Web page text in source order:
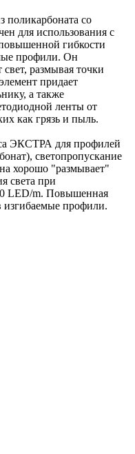
поликарбоната со
для использования с
гибкости
профили. Он
размывая точки
придает
а также
ленты от
как грязь и пыль.
ЭКСТРА для профилей
светопропускание
хорошо "размывает"
света при
LED/m. Повышенная
изгибаемые профили.